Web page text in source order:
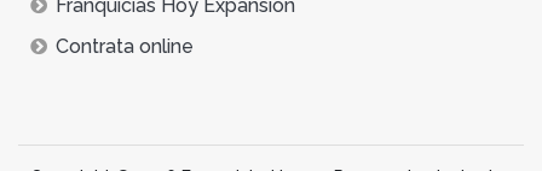
Franquicias Hoy Expansión
Contrata online